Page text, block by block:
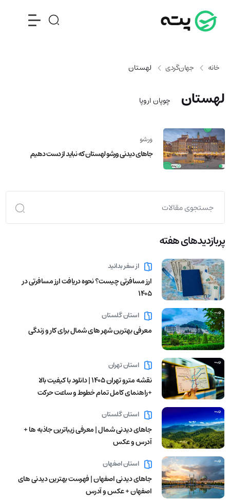
خانه جهان‌گردی لهستان
لهستان چوپان اروپا
ورشو
جاهای دیدنی ورشو لهستان که نباید از دست دهیم
پربازدید‌های هفته
از سفر بدانید
ارز مسافرتی چیست؟ نحوه دریافت ارز مسافرتی در
1405
استان گلستان
معرفی بهترین شهر های شمال برای کار و زندگی
استان تهران
نقشه مترو تهران ۱۴۰۵ | دانلود با کیفیت بالا
+راهنمای کامل تمام خطوط و ساعت حرکت
استان گلستان
جاهای دیدنی شمال | معرفی زیباترین جاذبه ها +
آدرس و عکس
استان اصفهان
جاهای دیدنی اصفهان | فهرست بهترین دیدنی های
اصفهان + عکس و آدرس